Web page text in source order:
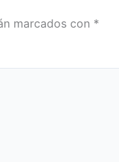
marcados con *